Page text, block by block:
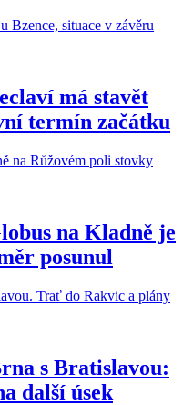
má stavět
termín začátku
na Kladně je
posunul
s Bratislavou:
další úsek